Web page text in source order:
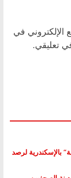
الإلكتروني في
تعليقي.
بالإسكندرية لرصد